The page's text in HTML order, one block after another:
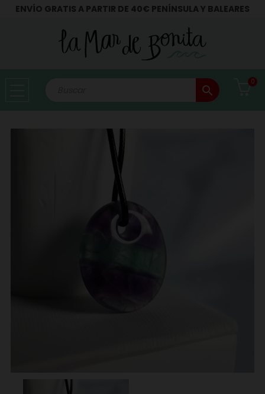
ENVÍO GRATIS A PARTIR DE 40€ PENÍNSULA Y BALEARES
search
0